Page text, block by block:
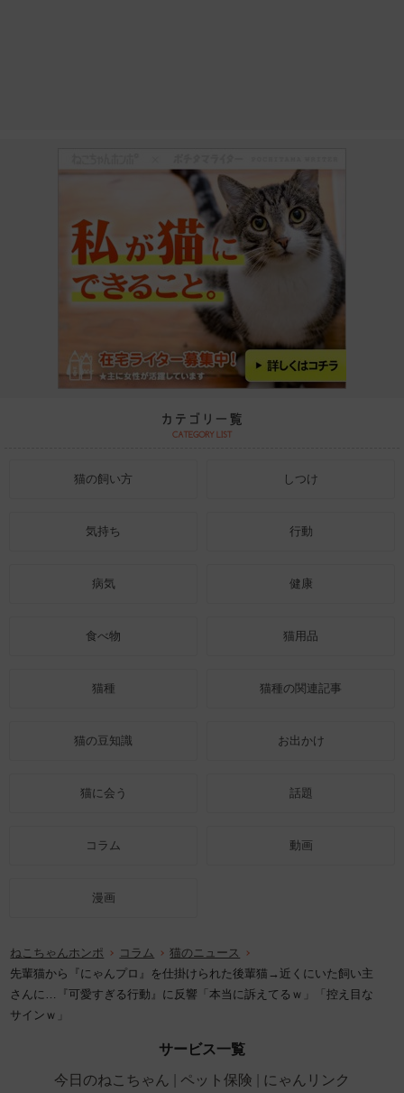
猫の飼い方 しつけ
気持ち 行動
病気 健康
食べ物 猫用品
猫種 猫種の関連記事
猫の豆知識 お出かけ
猫に会う 話題
コラム 動画
漫画
ねこちゃんホンポ コラム
猫のニュース
先輩猫から『にゃんプロ』を仕掛けられた後輩猫→近くにいた飼い主
さんに…『可愛すぎる行動』に反響「本当に訴えてるｗ」「控え目な
サインｗ」
サービス一覧
今日のねこちゃん
ペット保険 にゃんリンク